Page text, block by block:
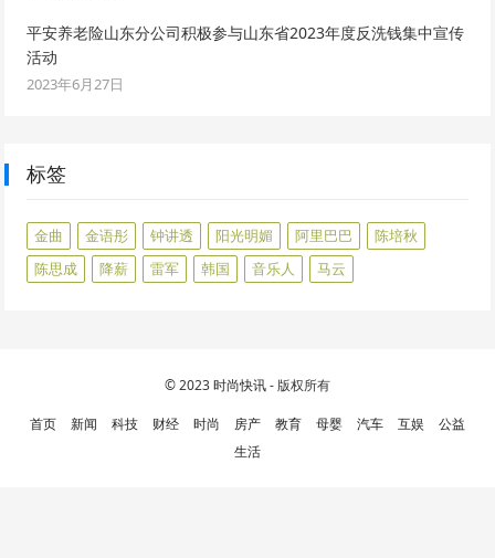
平安养老险山东分公司积极参与山东省2023年度反洗钱集中宣传
活动
2023年6月27日
标签
金曲 金语彤 钟讲透 阳光明媚 阿里巴巴
陈培秋
陈思成
降薪 雷军 韩国 音乐人 马云
© 2023时尚快讯- 版权所有
首页 新闻 科技 财经 时尚 房产 教育 母婴 汽车 互娱
公益
生活